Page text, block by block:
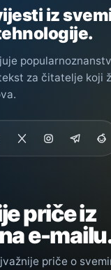
iz
za čitatelje koji
priče iz
e-
priče o